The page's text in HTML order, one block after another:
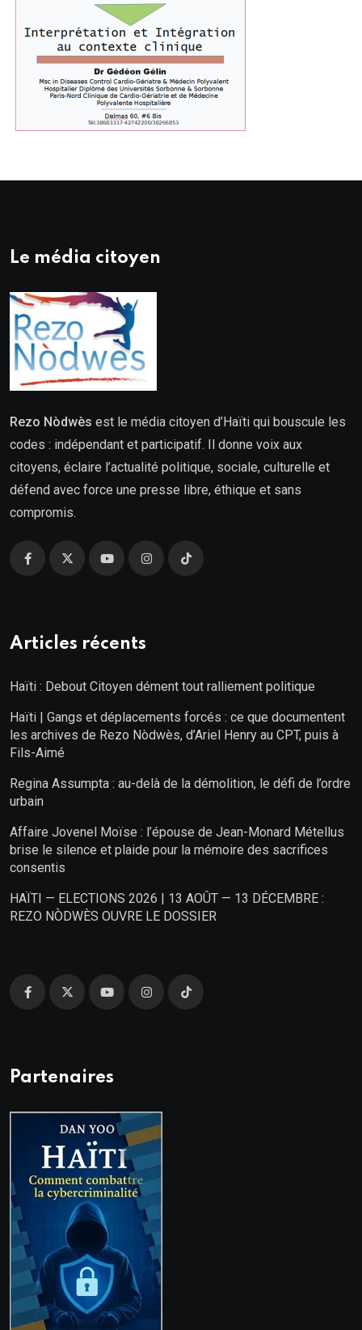
Le média citoyen
Rezo Nòdwès est le média citoyen d’Haïti qui bouscule les
codes : indépendant et participatif. Il donne voix aux
citoyens, éclaire l’actualité politique, sociale, culturelle et
défend avec force une presse libre, éthique et sans
compromis.
Articles récents
Haïti : Debout Citoyen dément tout ralliement politique
Haïti | Gangs et déplacements forcés : ce que documentent
les archives de Rezo Nòdwès, d’Ariel Henry au CPT, puis à
Fils-Aimé
Regina Assumpta : au-delà de la démolition, le défi de l’ordre
urbain
Affaire Jovenel Moïse : l’épouse de Jean-Monard Métellus
brise le silence et plaide pour la mémoire des sacrifices
consentis
HAÏTI — ELECTIONS 2026 | 13 AOÛT — 13 DÉCEMBRE :
REZO NÒDWÈS OUVRE LE DOSSIER
Partenaires